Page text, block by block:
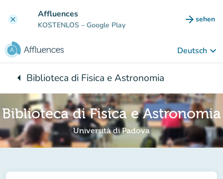
clear Affluences
KOSTENLOS – Google Play arrow_forward sehen
(new
Deutsch keyboard_arrow_down
arrow_leftZurück zu:
Biblioteca di Fisica e Astronomia
Biblioteca di Fisica e Astronomia
Università di Padova